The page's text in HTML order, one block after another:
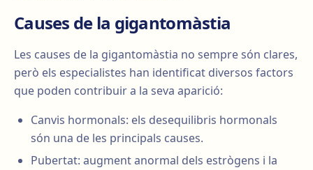
Causes de la gigantomàstia
Les causes de la gigantomàstia no sempre són clares,
però els especialistes han identificat diversos factors
que poden contribuir a la seva aparició:
Canvis hormonals: els desequilibris hormonals
són una de les principals causes.
Pubertat: augment anormal dels estrògens i la